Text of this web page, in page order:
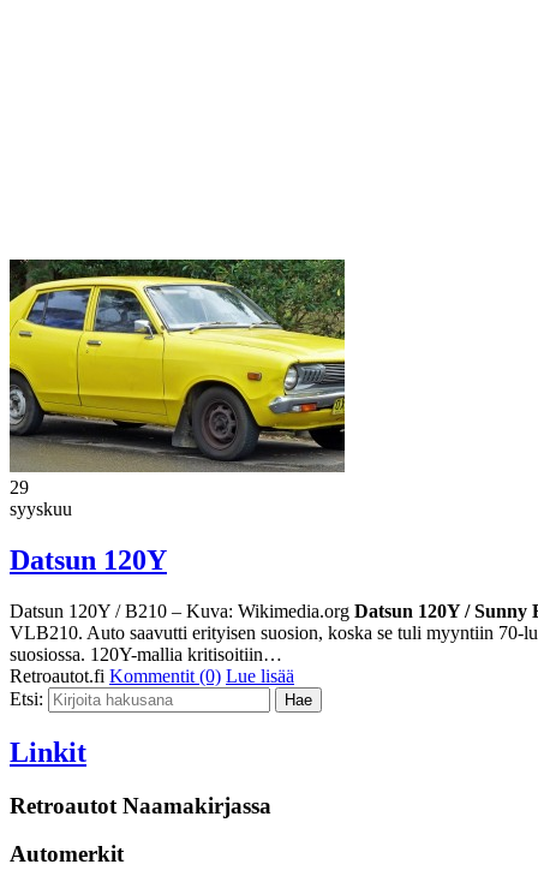
29
syyskuu
Datsun 120Y
Datsun 120Y / B210 – Kuva: Wikimedia.org Datsun 120Y / Sunny
VLB210. Auto saavutti erityisen suosion, koska se tuli myyntiin 70-
suosiossa. 120Y-mallia kritisoitiin…
Retroautot.fi Kommentit (0) Lue lisää
Etsi:
Linkit
Retroautot Naamakirjassa
Automerkit